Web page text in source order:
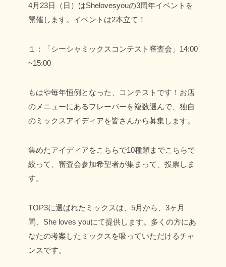
4月23日（日）はShelovesyouの3周年イベントを
開催します。 イベントは2本立て！
１：「シーシャミックスコンテスト審査会」14:00
~15:00
もはや毎年恒例となった、コンテストです！ お店
のメニューにあるフレーバーを複数選んで、独自
のミックスアイディアを皆さんから募集します。
集めたアイディアをこちらで10種類までこちらで
絞って、審査会参加希望者が集まって、投票しま
す。
TOP3に選ばれたミックスは、5月から、3ヶ月
間、She loves youにて提供します。 多くの方にあ
なたの考案したミックスを吸っていただけるチャ
ンスです。